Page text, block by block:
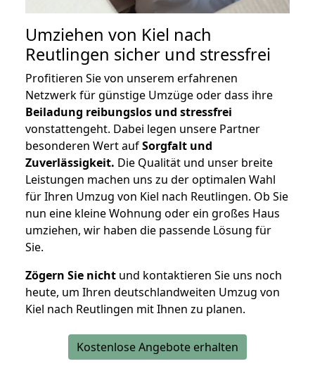
Umziehen von Kiel nach
Reutlingen sicher und stressfrei
Profitieren Sie von unserem erfahrenen
Netzwerk für günstige Umzüge oder dass ihre
Beiladung reibungslos und stressfrei
vonstattengeht. Dabei legen unsere Partner
besonderen Wert aufSorgfalt und
Zuverlässigkeit. Die Qualität und unser breite
Leistungen machen uns zu der optimalen Wahl
für Ihren Umzug von Kiel nach Reutlingen. Ob Sie
nun eine kleine Wohnung oder ein großes Haus
umziehen, wir haben die passende Lösung für
Sie.
Zögern Sie nicht und kontaktieren Sie uns noch
heute, um Ihren deutschlandweiten Umzug von
Kiel nach Reutlingen mit Ihnen zu planen.
Kostenlose Angebote erhalten